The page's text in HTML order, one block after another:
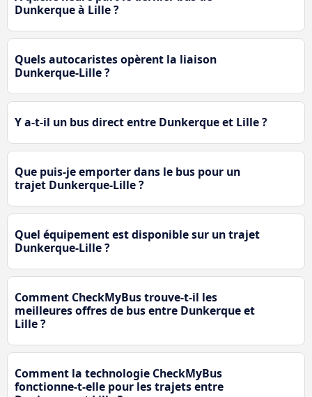
Dunkerque à Lille ?
Quels autocaristes opèrent la liaison
Dunkerque-Lille ?
Y a-t-il un bus direct entre Dunkerque et Lille ?
Que puis-je emporter dans le bus pour un
trajet Dunkerque-Lille ?
Quel équipement est disponible sur un trajet
Dunkerque-Lille ?
Comment CheckMyBus trouve-t-il les
meilleures offres de bus entre Dunkerque et
Lille ?
Comment la technologie CheckMyBus
fonctionne-t-elle pour les trajets entre